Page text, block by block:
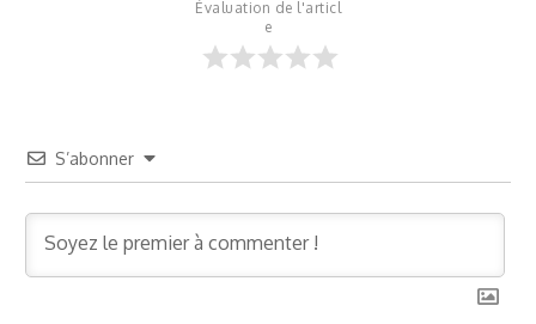
Évaluation de l'articl
e
S’abonner